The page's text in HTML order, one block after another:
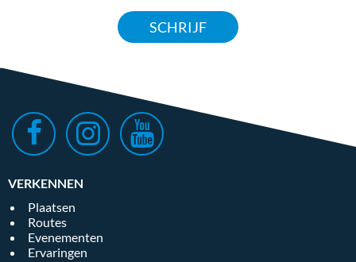
SCHRIJF
VERKENNEN
Plaatsen
Routes
Evenementen
Ervaringen